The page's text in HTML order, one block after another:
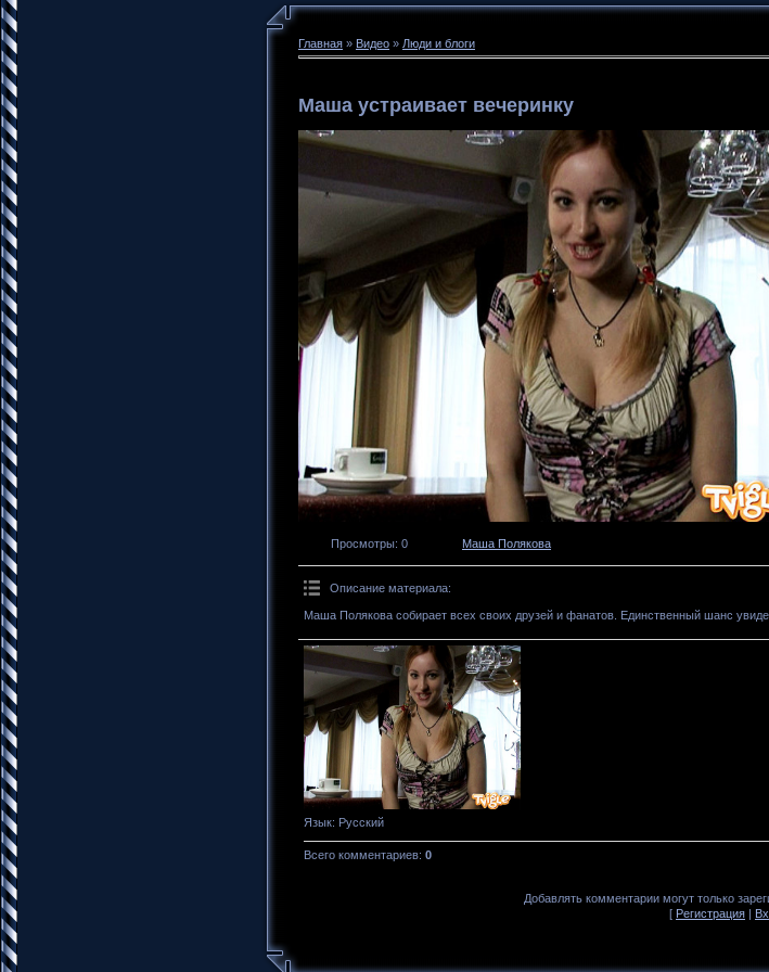
Главная » Видео » Люди и блоги
Маша устраивает вечеринку
Просмотры: 0 Маша Полякова
Описание материала:
Маша Полякова собирает всех своих друзей и фанатов. Единственный шанс
Язык: Русский
Всего комментариев: 0
Добавлять комментарии могут только
[ Регистрация |